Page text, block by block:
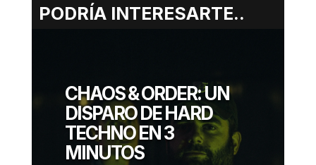
JULIO 07, 2025
PODRÍA INTERESARTE..
CHAOS & ORDER: UN
DISPARO DE HARD
TECHNO EN 3
MINUTOS